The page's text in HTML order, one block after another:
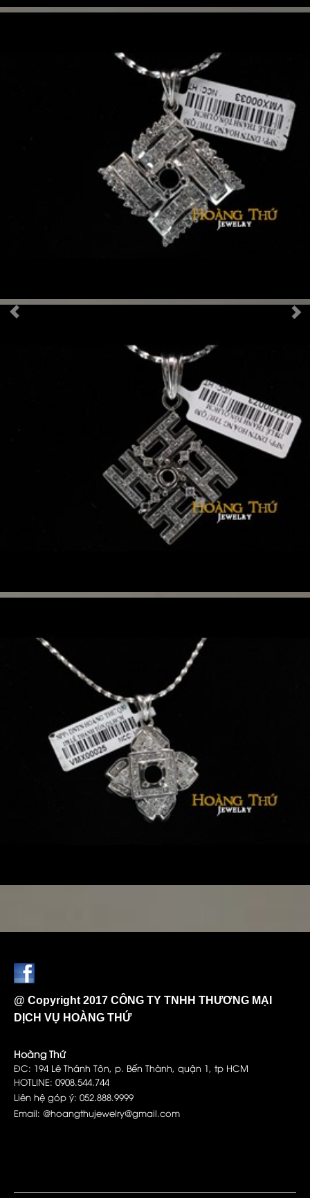
@ Copyright 2017 CÔNG TY TNHH THƯƠNG MẠI
DỊCH VỤ HOÀNG THỨ
Hoàng Thứ
ĐC: 194 Lê Thánh Tôn, p. Bến Thành, quận 1, tp HCM
HOTLINE: 0908.544.744
Liên hệ góp ý: 052.888.9999
Email: @hoangthujewelry@gmail.com